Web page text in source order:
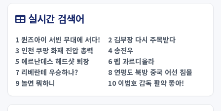
실시간 검색어
1 퀸즈아이 서빈 무대에 서다!
2 김부장 다시 주목받다
3 인천 쿠팡 화재 진압 총력
4 송진우
5 에르난데스 헤드샷 퇴장
6 펩 과르디올라
7 리베란테 우승하나?
8 연평도 북방 중국 어선 침몰
9 놀면 뭐하니
10 이범호 감독 활약 좋아!